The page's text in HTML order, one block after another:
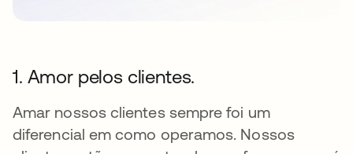
1. Amor pelos clientes.
Amar nossos clientes sempre foi um
diferencial em como operamos. Nossos